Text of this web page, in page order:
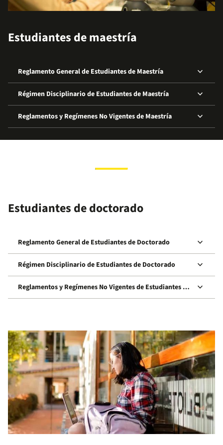
Estudiantes de maestría
Reglamento General de Estudiantes de Maestría keyboard_arrow_down
Régimen Disciplinario de Estudiantes de Maestría keyboard_arrow_down
Reglamentos y Regímenes No Vigentes de Maestría keyboard_arrow_down
Estudiantes de doctorado
Reglamento General de Estudiantes de Doctorado keyboard_arrow_down
Régimen Disciplinario de Estudiantes de Doctorado keyboard_arrow_down
Reglamentos y Regímenes No Vigentes de Estudiantes de
Doctorado
keyboard_arrow_down